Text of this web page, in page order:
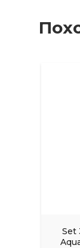
Set